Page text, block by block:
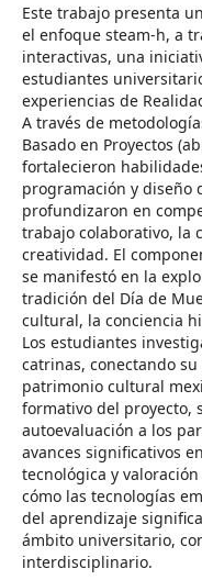
Este trabajo presenta
el enfoque steam-h, a
interactivas, una
estudiantes
experiencias de
A través de
Basado en Proyectos
fortalecieron
programación y diseño
profundizaron en
trabajo colaborativo, la
creatividad. El
se manifestó en la
tradición del Día de
cultural, la conciencia
Los estudiantes
catrinas, conectando
patrimonio cultural
formativo del proyecto,
autoevaluación a los
avances significativos
tecnológica y
cómo las tecnologías
del aprendizaje
ámbito universitario,
interdisciplinario.